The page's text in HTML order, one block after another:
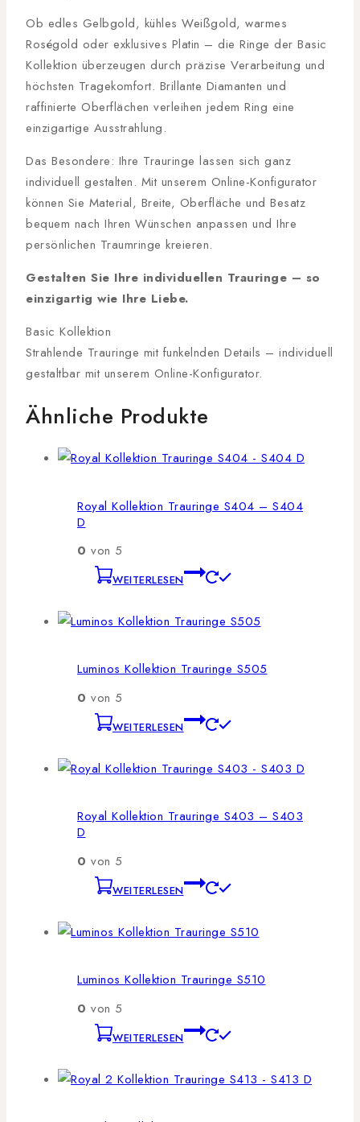
Ob edles Gelbgold, kühles Weißgold, warmes
Roségold oder exklusives Platin – die Ringe der Basic
Kollektion überzeugen durch präzise Verarbeitung und
höchsten Tragekomfort. Brillante Diamanten und
raffinierte Oberflächen verleihen jedem Ring eine
einzigartige Ausstrahlung.
Das Besondere: Ihre Trauringe lassen sich ganz
individuell gestalten. Mit unserem Online-Konfigurator
können Sie Material, Breite, Oberfläche und Besatz
bequem nach Ihren Wünschen anpassen und Ihre
persönlichen Traumringe kreieren.
Gestalten Sie Ihre individuellen Trauringe – so
einzigartig wie Ihre Liebe.
Basic Kollektion
Strahlende Trauringe mit funkelnden Details – individuell
gestaltbar mit unserem Online-Konfigurator.
Ähnliche Produkte
Royal Kollektion Trauringe S404 – S404
D
0 von 5
WEITERLESEN
Luminos Kollektion Trauringe S505
0 von 5
WEITERLESEN
Royal Kollektion Trauringe S403 – S403
D
0 von 5
WEITERLESEN
Luminos Kollektion Trauringe S510
0 von 5
WEITERLESEN